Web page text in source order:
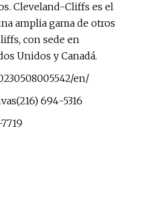
Cleveland-Cliffs es el
amplia gama de otros
con sede en
Unidos y Canadá.
en/
694-5316